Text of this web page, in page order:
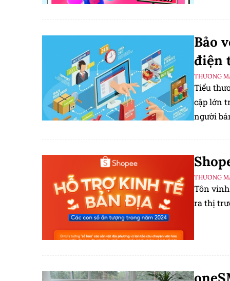
Bảo
điện
THƯƠNG
Tiểu
cập lớn
người
THƯƠNG
Tôn
ra thị